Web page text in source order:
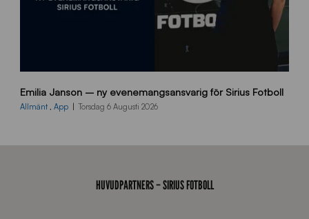
0
0
Emilia Janson – ny evenemangsansvarig för Sirius Fotboll
Allmänt , App Torsdag 6 Augusti 2026
HUVUDPARTNERS – SIRIUS FOTBOLL